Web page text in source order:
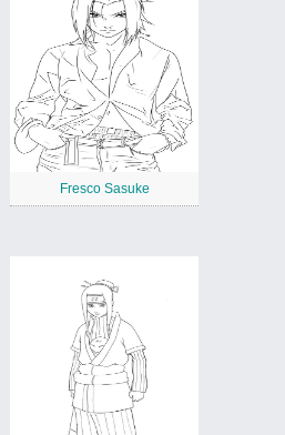
Fresco Sasuke